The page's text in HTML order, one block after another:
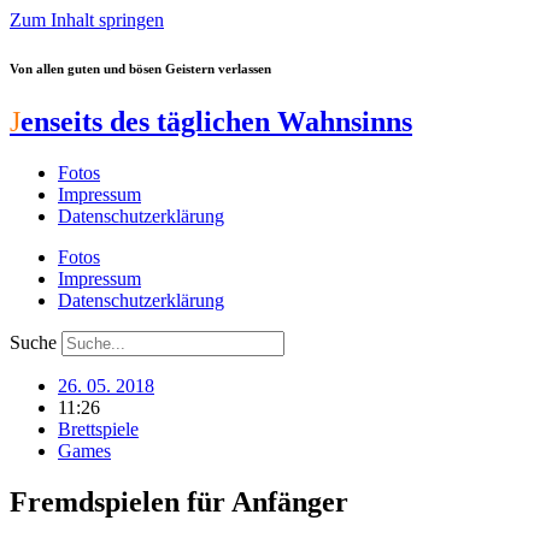
Zum Inhalt springen
Von allen guten und bösen Geistern verlassen
Jenseits des täglichen Wahnsinns
Fotos
Impressum
Datenschutzerklärung
Fotos
Impressum
Datenschutzerklärung
Suche
26. 05. 2018
11:26
Brettspiele
Games
Fremdspielen für Anfänger